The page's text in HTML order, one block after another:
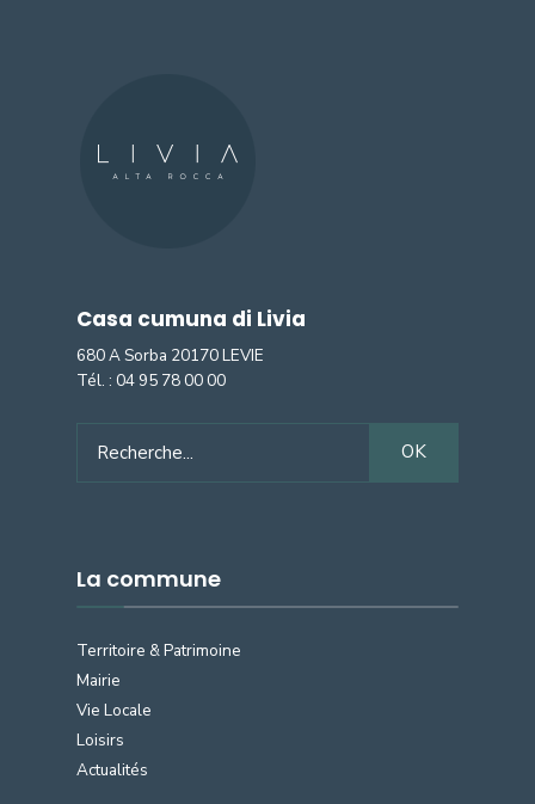
Casa cumuna di Livia
680 A Sorba 20170 LEVIE
Tél. : 04 95 78 00 00
for:
OK
La commune
Territoire & Patrimoine
Mairie
Vie Locale
Loisirs
Actualités